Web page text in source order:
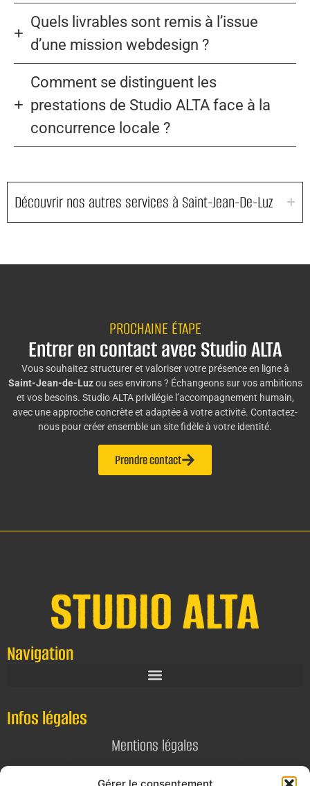
Quels livrables sont remis à l’issue
d’une mission webdesign ?
Comment se distinguent les
prestations de Studio ALTA face à la
concurrence locale ?
Découvrir nos autres services à Saint-Jean-De-Luz
PROCHAINE ÉTAPE
Entrer en contact avec Studio ALTA
Vous souhaitez structurer et valoriser votre présence en ligne à
Saint-Jean-de-Luzou ses environs ? Échangeons sur vos ambitions
et vos besoins. Studio ALTA privilégie l’accompagnement humain,
avec une approche concrète et adaptée à votre activité. Contactez-
nous pour créer ensemble un site fidèle à votre identité.
Prendre contact
Navigation
Infos légales
Mentions légales
Politique de confidentialité